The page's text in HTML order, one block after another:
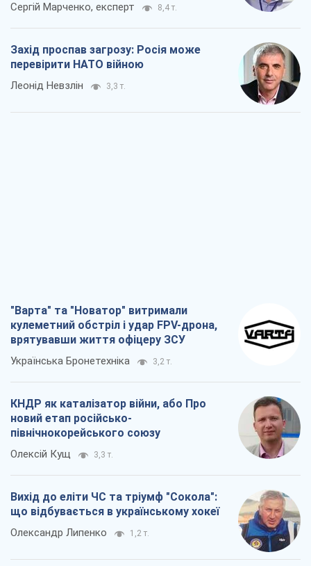
Сергій Марченко, експерт 8,4 т.
Захід проспав загрозу: Росія може
перевірити НАТО війною
Леонід Невзлін 3,3 т.
"Варта" та "Новатор" витримали
кулеметний обстріл і удар FPV-дрона,
врятувавши життя офіцеру ЗСУ
Українська Бронетехніка 3,2 т.
КНДР як каталізатор війни, або Про
новий етап російсько-
північнокорейського союзу
Олексій Кущ 3,3 т.
Вихід до еліти ЧС та тріумф "Сокола":
що відбувається в українському хокеї
Олександр Липенко 1,2 т.